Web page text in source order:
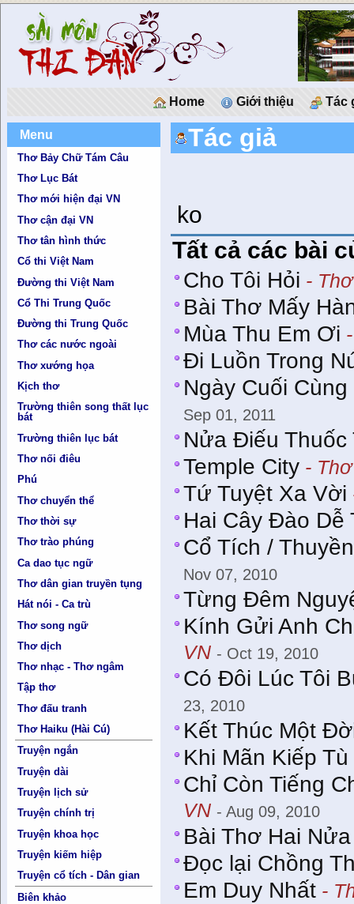
Home Giới thiệu Tác
Menu
Thơ Bảy Chữ Tám Câu
Thơ Lục Bát
Thơ mới hiện đại VN
Thơ cận đại VN
Thơ tân hình thức
Cổ thi Việt Nam
Đường thi Việt Nam
Cổ Thi Trung Quốc
Đường thi Trung Quốc
Thơ các nước ngoài
Thơ xướng họa
Kịch thơ
Trường thiên song thất lục
bát
Trường thiên lục bát
Thơ nối điêu
Phú
Thơ chuyển thể
Thơ thời sự
Thơ trào phúng
Ca dao tục ngữ
Thơ dân gian truyền tụng
Hát nói - Ca trù
Thơ song ngữ
Thơ dịch
Thơ nhạc - Thơ ngâm
Tập thơ
Thơ đấu tranh
Thơ Haiku (Hài Cú)
Truyện ngắn
Truyện dài
Truyện lịch sử
Truyện chính trị
Truyện khoa học
Truyện kiếm hiệp
Truyện cổ tích - Dân gian
Biên khảo
Tác giả
ko
Tất cả các bài
Cho Tôi Hỏi -
Bài Thơ Mấy
Mùa Thu Em Ơi
Đi Luồn Trong
Ngày Cuối
Sep 01, 2011
Nửa Điếu Thuốc
Temple City -
Tứ Tuyệt Xa Vời
Hai Cây Đào Dễ
Cổ Tích /
Nov 07, 2010
Từng Đêm
Kính Gửi Anh
VN - Oct 19, 2010
Có Đôi Lúc Tôi
23, 2010
Kết Thúc Một
Khi Mãn Kiếp Tù
Chỉ Còn Tiếng
VN - Aug 09, 2010
Bài Thơ Hai Nửa
Đọc lại Chồng
Em Duy Nhất -